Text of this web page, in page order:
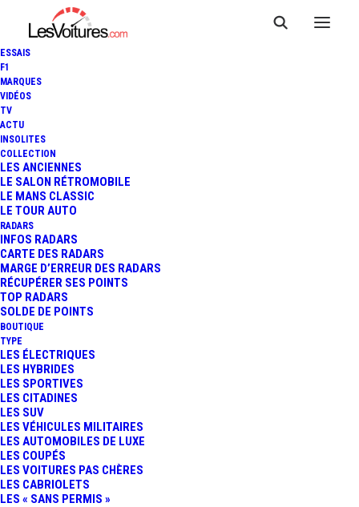
ESSAIS
F1
MARQUES
VIDÉOS
TV
ACTU
INSOLITES
COLLECTION
LES ANCIENNES
LE SALON RÉTROMOBILE
LE MANS CLASSIC
LE TOUR AUTO
RADARS
INFOS RADARS
CARTE DES RADARS
MARGE D’ERREUR DES RADARS
RÉCUPÉRER SES POINTS
TOP RADARS
SOLDE DE POINTS
BOUTIQUE
TYPE
LES ÉLECTRIQUES
LES HYBRIDES
LES SPORTIVES
LES CITADINES
LES SUV
LES VÉHICULES MILITAIRES
LES AUTOMOBILES DE LUXE
LES COUPÉS
LES VOITURES PAS CHÈRES
LES CABRIOLETS
LES « SANS PERMIS »
MONTRE EN PISTE POUR LA
2 Minutes